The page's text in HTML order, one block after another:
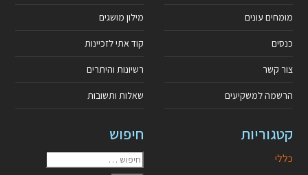
מומחים עונים
כנסים
צור קשר
הרשמה למשקיעים
מילון מושגים
קוד אתי לזכיינות
רשיונות והיתרים
שאלות ותשובות
קטגוריות
כללי
חיפוש